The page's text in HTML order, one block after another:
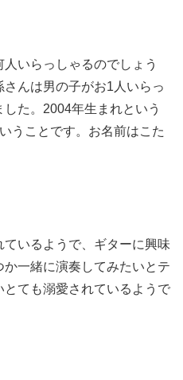
いらっしゃるのでしょう
んは男の子がお1人いらっ
た。2004年生まれという
うことです。お名前はこた
いるようで、ギターに興味
一緒に演奏してみたいとテ
ても溺愛されているようで